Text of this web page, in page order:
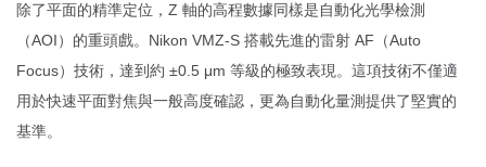
除了平面的精準定位，Z 軸的高程數據同樣是自動化光學檢測
（AOI）的重頭戲。Nikon VMZ-S 搭載先進的雷射 AF（Auto
Focus）技術，達到約 ±0.5 μm 等級的極致表現。這項技術不僅適
用於快速平面對焦與一般高度確認，更為自動化量測提供了堅實的
基準。